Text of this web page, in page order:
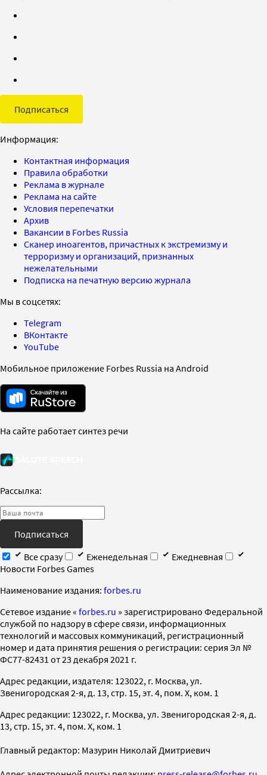
Подписаться
Информация:
Контактная информация
Правила обработки
Реклама в журнале
Реклама на сайте
Условия перепечатки
Архив
Вакансии в Forbes Russia
Сканер иноагентов, причастных к экстремизму и
терроризму и организаций, признанных
нежелательными
Подписка на печатную версию журнала
Мы в соцсетях:
Telegram
ВКонтакте
YouTube
Мобильное приложение Forbes Russia на Android
На сайте работает синтез речи
Рассылка:
Подписаться
Все сразу
Еженедельная
Ежедневная
Новости Forbes Games
Наименование издания: forbes.ru
Cетевое издание « forbes.ru » зарегистрировано Федеральной
службой по надзору в сфере связи, информационных
технологий и массовых коммуникаций, регистрационный
номер и дата принятия решения о регистрации: серия Эл №
ФС77-82431 от 23 декабря 2021 г.
Адрес редакции, издателя: 123022, г. Москва, ул.
Звенигородская 2-я, д. 13, стр. 15, эт. 4, пом. X, ком. 1
Адрес редакции: 123022, г. Москва, ул. Звенигородская 2-я, д.
13, стр. 15, эт. 4, пом. X, ком. 1
Главный редактор: Мазурин Николай Дмитриевич